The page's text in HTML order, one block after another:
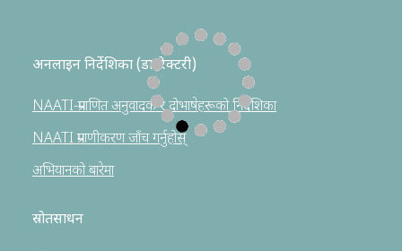
अनलाइन निर्देशिका (डाइरेक्टरी)
NAATI-प्रमाणित अनुवादक र दोभाषेहरूको निर्देशिका
NAATI प्रमाणीकरण जाँच गर्नुहोस्
अभियानको बारेमा
स्रोतसाधन